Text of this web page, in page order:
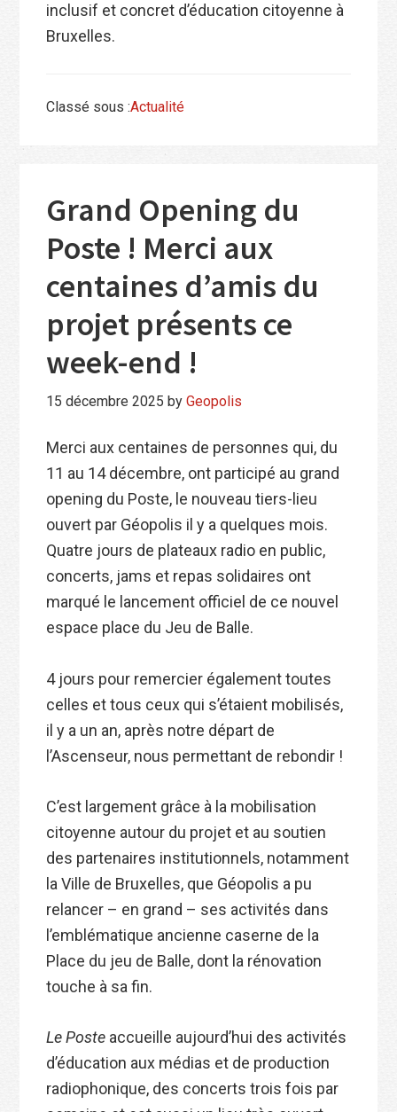
inclusif et concret d’éducation citoyenne à
Bruxelles.
Classé sous :Actualité
Grand Opening du
Poste ! Merci aux
centaines d’amis du
projet présents ce
week-end !
15 décembre 2025 byGeopolis
Merci aux centaines de personnes qui, du
11 au 14 décembre, ont participé au grand
opening du Poste, le nouveau tiers-lieu
ouvert par Géopolis il y a quelques mois.
Quatre jours de plateaux radio en public,
concerts, jams et repas solidaires ont
marqué le lancement officiel de ce nouvel
espace place du Jeu de Balle.
4 jours pour remercier également toutes
celles et tous ceux qui s’étaient mobilisés,
il y a un an, après notre départ de
l’Ascenseur, nous permettant de rebondir !
C’est largement grâce à la mobilisation
citoyenne autour du projet et au soutien
des partenaires institutionnels, notamment
la Ville de Bruxelles, que Géopolis a pu
relancer – en grand – ses activités dans
l’emblématique ancienne caserne de la
Place du jeu de Balle, dont la rénovation
touche à sa fin.
Le Poste accueille aujourd’hui des activités
d’éducation aux médias et de production
radiophonique, des concerts trois fois par